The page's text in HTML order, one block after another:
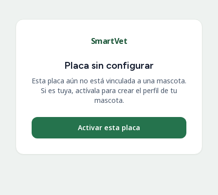
SmartVet
Placa sin configurar
Esta placa aún no está vinculada a una mascota.
Si es tuya, actívala para crear el perfil de tu
mascota.
Activar esta placa